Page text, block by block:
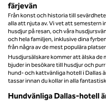
färjevän
Från konst och historia till
alla att njuta av. Vi vet att semestern
husdjur på resan, och våra
och hela familjen, inklusive dina
från några av de mest populära
Husdjursälskare kommer att älska
bjuder in besökare till husdjur och
hund- och kattvänliga hotell i Dallas
tassar innan du kollar in alla
Hundvänliga Dallas-hotell